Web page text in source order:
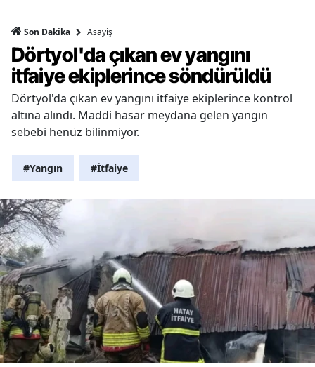
Son Dakika Asayiş
Dörtyol'da çıkan ev yangını
itfaiye ekiplerince söndürüldü
Dörtyol'da çıkan ev yangını itfaiye ekiplerince kontrol
altına alındı. Maddi hasar meydana gelen yangın
sebebi henüz bilinmiyor.
#Yangın #İtfaiye